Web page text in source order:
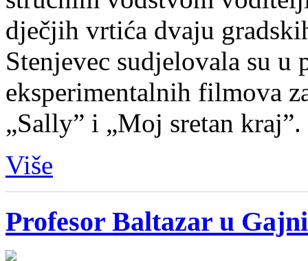
dječjih vrtića dvaju
Stenjevec sudjelovala su
eksperimentalnih filmova
„Sally” i „Moj sretan kraj”.
Više
Profesor Baltazar u